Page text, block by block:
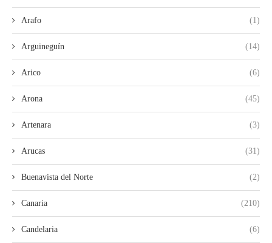
Arafo (1)
Arguineguín (14)
Arico (6)
Arona (45)
Artenara (3)
Arucas (31)
Buenavista del Norte (2)
Canaria (210)
Candelaria (6)